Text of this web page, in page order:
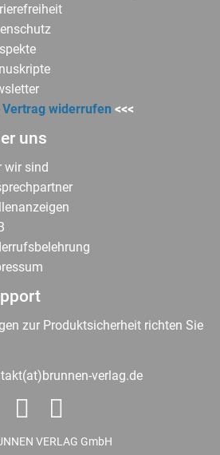
widerrufen <<<
uns
wir sind
zur Produktsicherheit richten Sie
verlag.de
VERLAG GmbH